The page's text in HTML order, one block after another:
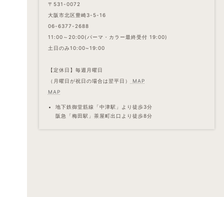
〒531-0072
大阪市北区豊崎3-5-16
06-6377-2688
11:00～20:00(パーマ・カラー最終受付 19:00)
土日のみ10:00~19:00
【定休日】毎週月曜日
（月曜日が祝日の場合は翌平日）
MAP
MAP
地下鉄御堂筋線「中津駅」より徒歩3分
阪急「梅田駅」茶屋町出口より徒歩8分